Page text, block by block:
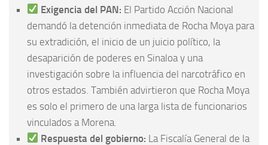
Exigencia del PAN: El Partido Acción Nacional
demandó la detención inmediata de Rocha Moya para
su extradición, el inicio de un juicio político, la
desaparición de poderes en Sinaloa y una
investigación sobre la influencia del narcotráfico en
otros estados. También advirtieron que Rocha Moya
es solo el primero de una larga lista de funcionarios
vinculados a Morena.
Respuesta del gobierno: La Fiscalía General de la